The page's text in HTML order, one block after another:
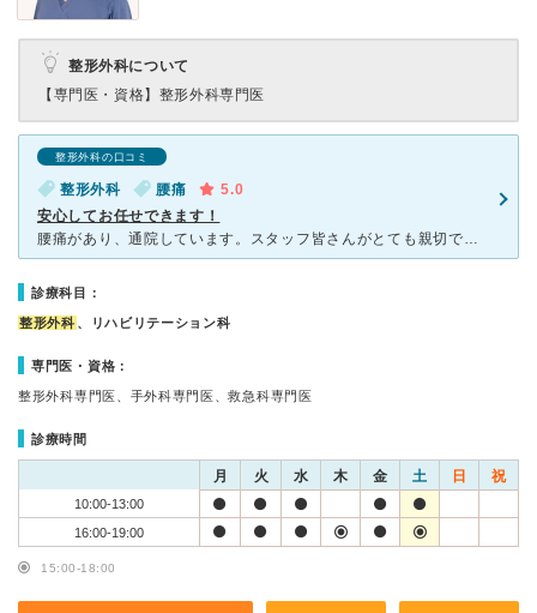
整形外科について
【専門医・資格】 整形外科専門医
整形外科の口コミ
整形外科 腰痛
5.0
安心してお任せできます！
腰痛があり、通院しています。スタッフ皆さんがとても親切で笑顔がいいです。院内も豪華で広く気持ちがいいです。先生は素晴らしく、患者の話を最後まで聞いて、診断をつけていただけます。治療方針も丁寧に伝えてく
診療科目：
整形外科 、リハビリテーション科
専門医・資格：
整形外科専門医、手外科専門医、救急科専門医
診療時間
月 火 水 木 金 土 日 祝
10:00-13:00
16:00-19:00
15:00-18:00